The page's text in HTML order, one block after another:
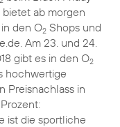
ab morgen
den O2Shops und
Am 23. und 24.
gibt es in den O2
hochwertige
Preisnachlass in
ist die sportliche